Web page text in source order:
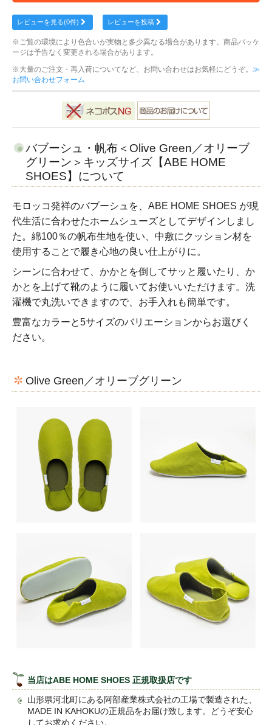
レビューを見る(0件) レビューを投稿
※ご覧の環境により色合いが実物と多少異なる場合があります。商品パッケ
ージは予告なく変更される場合があります。
※大量のご注文・再入荷についてなど、お問い合わせはお気軽にどうぞ。 ≫
お問い合わせフォーム
バブーシュ・帆布＜Olive Green／オリーブ
グリーン＞キッズサイズ【ABE HOME
SHOES】について
モロッコ発祥のバブーシュを、ABE HOME SHOES が現
代生活に合わせたホームシューズとしてデザインしまし
た。綿100％の帆布生地を使い、中敷にクッション材を
使用することで履き心地の良い仕上がりに。
シーンに合わせて、かかとを倒してサッと履いたり、か
かとを上げて靴のように履いてお使いいただけます。洗
濯機で丸洗いできますので、お手入れも簡単です。
豊富なカラーと5サイズのバリエーションからお選びく
ださい。
Olive Green／オリーブグリーン
当店はABE HOME SHOES 正規取扱店です
山形県河北町にある阿部産業株式会社の工場で製造された、
MADE IN KAHOKUの正規品をお届け致します。どうぞ安心
してお求めください。